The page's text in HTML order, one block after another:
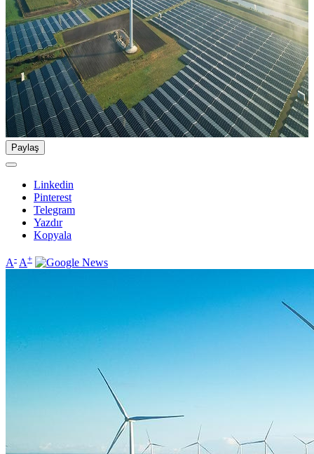
Paylaş
Linkedin
Pinterest
Telegram
Yazdır
Kopyala
A- A+